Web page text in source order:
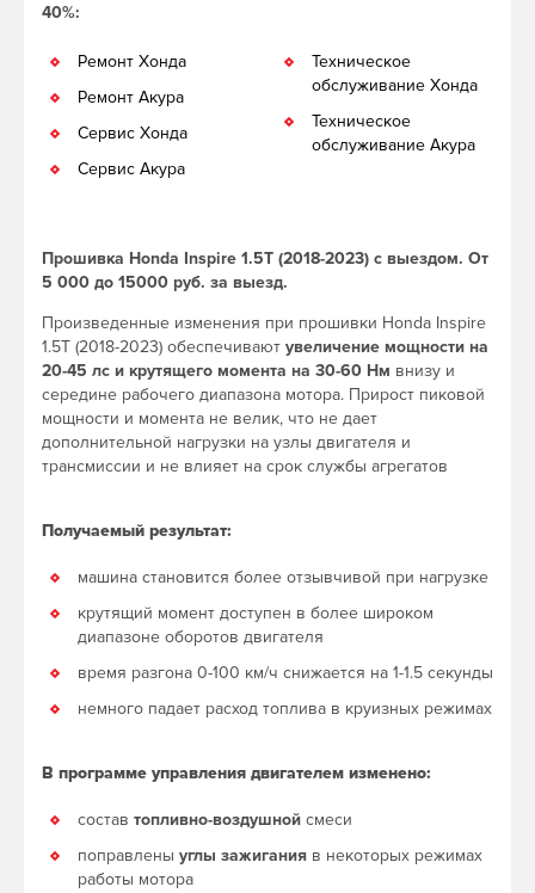
40%:
Ремонт Хонда
Ремонт Акура
Сервис Хонда
Сервис Акура
Техническое
обслуживание Хонда
Техническое
обслуживание Акура
Прошивка Honda Inspire 1.5T (2018-2023) с выездом. От
5 000 до 15000 руб. за выезд.
Произведенные изменения при прошивки Honda Inspire
1.5T (2018-2023) обеспечивают увеличение мощности на
20-45 лс и крутящего момента на 30-60 Нм внизу и
середине рабочего диапазона мотора. Прирост пиковой
мощности и момента не велик, что не дает
дополнительной нагрузки на узлы двигателя и
трансмиссии и не влияет на срок службы агрегатов
Получаемый результат:
машина становится более отзывчивой при нагрузке
крутящий момент доступен в более широком
диапазоне оборотов двигателя
время разгона 0-100 км/ч снижается на 1-1.5 секунды
немного падает расход топлива в круизных режимах
В программе управления двигателем изменено:
состав топливно-воздушной смеси
поправлены углы зажигания в некоторых режимах
работы мотора